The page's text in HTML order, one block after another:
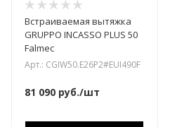
Встраиваемая вытяжка
GRUPPO INCASSO PLUS 50
Falmec
Арт.: CGIW50.E26P2#EUI490F
81 090 руб./шт